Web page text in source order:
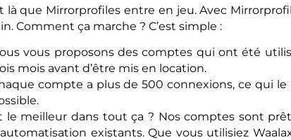
là que Mirrorprofiles entre en jeu. Avec
Comment ça marche ? C’est simple :
vous proposons des comptes qui ont été
mois avant d’être mis en location.
compte a plus de 500 connexions, ce qui
le meilleur dans tout ça ? Nos comptes sont
existants. Que vous utilisiez